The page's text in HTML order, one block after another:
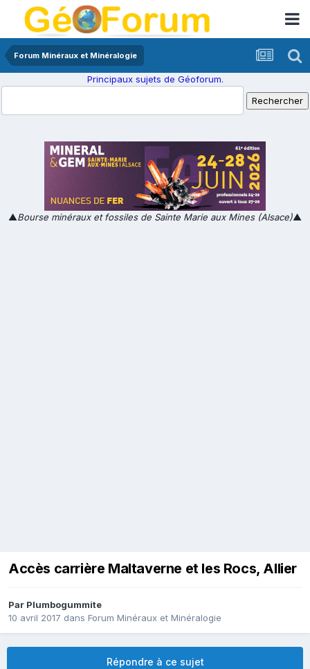
Forum Minéraux et Minéralogie
Principaux sujets de Géoforum.
▲Bourse minéraux et fossiles de Sainte Marie aux Mines (Alsace)▲
Accès carrière Maltaverne et les Rocs, Allier
Par Plumbogummite
10 avril 2017 dans Forum Minéraux et Minéralogie
Répondre à ce sujet